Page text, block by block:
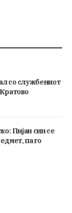
со службениот
Пијан син се
па го